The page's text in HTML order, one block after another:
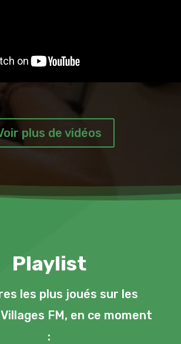
plus de vidéos
Playlist
les plus joués sur les
FM, en ce moment
: